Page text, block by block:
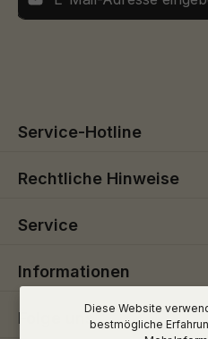
Service-Hotline
Rechtliche Hinweise
Service
Informationen
Folge uns
Diese Website
bestmögliche